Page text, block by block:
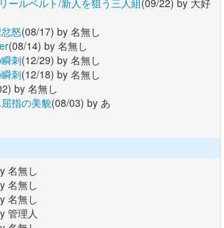
怒(08/17) by 名無し
(08/14) by 名無し
刺(12/29) by 名無し
刺(12/18) by 名無し
by 名無し
指の美貌(08/03) by あ
名無し
名無し
名無し
管理人